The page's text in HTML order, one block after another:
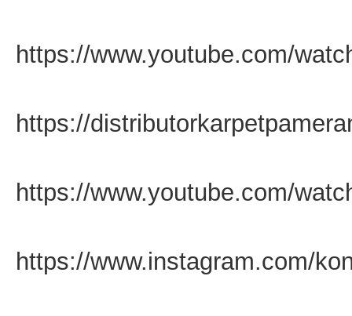
https://www.youtube.com/
https://
https://www.youtube.com/
https://www.instagram.com/